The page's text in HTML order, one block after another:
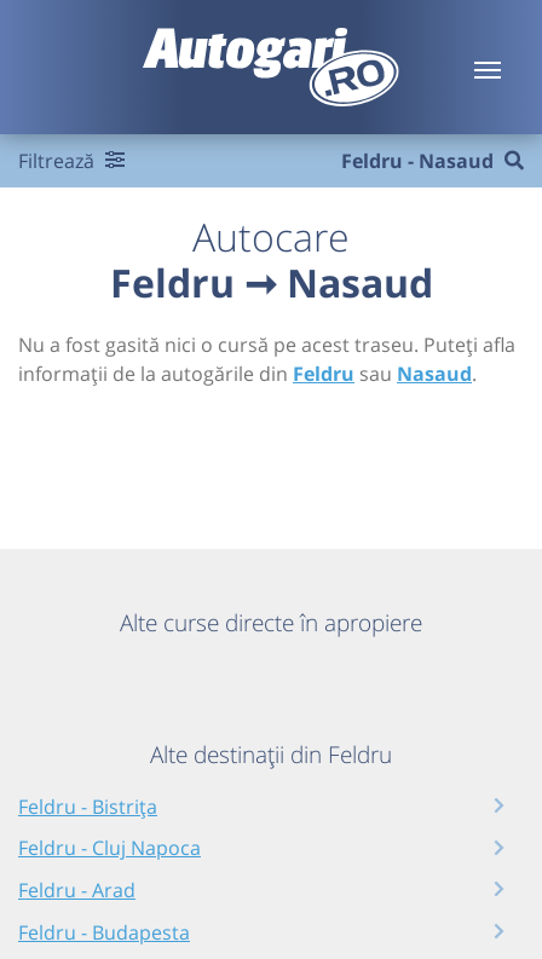
Filtrează Feldru - Nasaud
Autocare
Feldru ➞ Nasaud
Nu a fost gasită nici o cursă pe acest traseu. Puteți afla
informații de la autogările din Feldru sau Nasaud.
Alte curse directe în apropiere
Alte destinații din Feldru
Feldru - Bistrița
Feldru - Cluj Napoca
Feldru - Arad
Feldru - Budapesta